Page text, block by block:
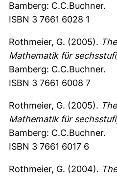
Bamberg: C.C.Buchner.
ISBN 3 7661 6028 1
Rothmeier, G. (2005).
Mathematik für
Bamberg: C.C.Buchner.
ISBN 3 7661 6008 7
Rothmeier, G. (2005).
Mathematik für
Bamberg: C.C.Buchner.
ISBN 3 7661 6017 6
Rothmeier, G. (2004).